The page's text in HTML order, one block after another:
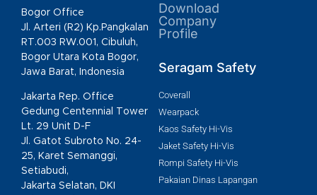
Bogor Office
Jl. Arteri (R2) Kp.Pangkalan
RT.003 RW.001, Cibuluh,
Bogor Utara Kota Bogor,
Jawa Barat, Indonesia
Jakarta Rep. Office
Gedung Centennial Tower
Lt. 29 Unit D-F
Jl. Gatot Subroto No. 24-
25, Karet Semanggi,
Setiabudi,
Jakarta Selatan, DKI
Download
Company
Profile
Seragam Safety
Coverall
Wearpack
Kaos Safety Hi-Vis
Jaket Safety Hi-Vis
Rompi Safety Hi-Vis
Pakaian Dinas Lapangan